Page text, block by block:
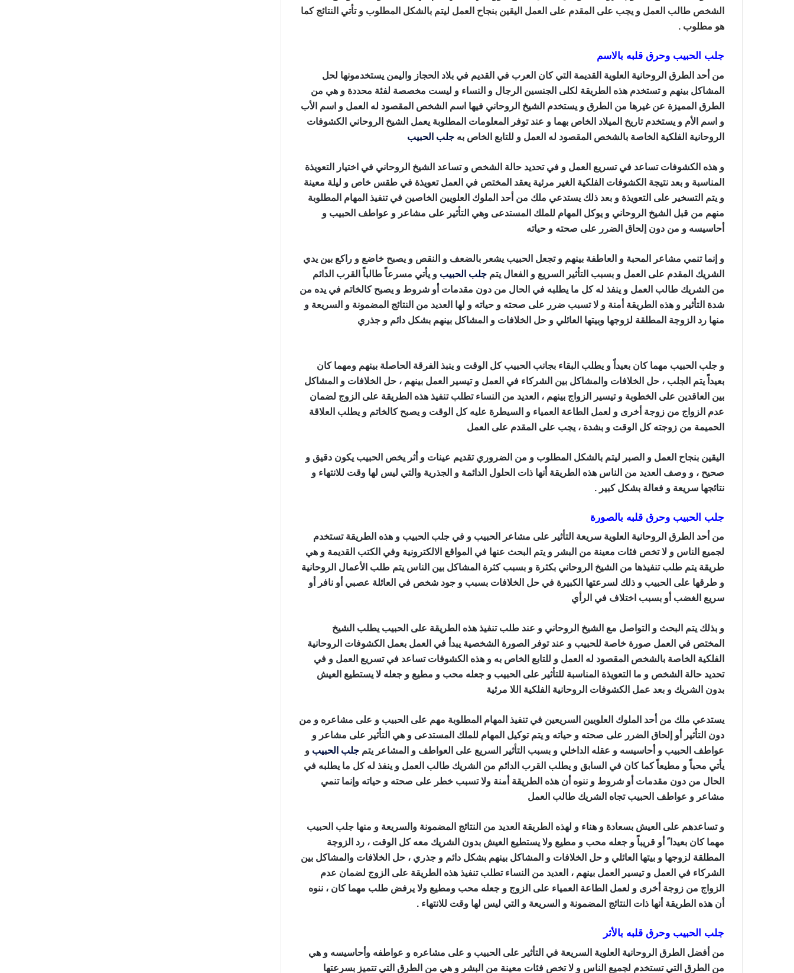
الشخص طالب العمل و يجب على المقدم على العمل اليقين بنجاح العمل ليتم بالشكل المطلوب و تأتي النتائج كما
هو مطلوب .
جلب الحبيب وحرق قلبه بالاسم
من أحد الطرق الروحانية العلوية القديمة التي كان العرب في القديم في بلاد الحجاز واليمن يستخدمونها لحل
المشاكل بينهم و تستخدم هذه الطريقة لكلى الجنسين الرجال و النساء و ليست مخصصة لفئة محددة و هي من
الطرق المميزة عن غيرها من الطرق و يستخدم الشيخ الروحاني فيها اسم الشخص المقصود له العمل و اسم الأب
و اسم الأم و يستخدم تاريخ الميلاد الخاص بهما و عند توفر المعلومات المطلوبة يعمل الشيخ الروحاني الكشوفات
الروحانية الفلكية الخاصة بالشخص المقصود له العمل و للتابع الخاص به جلب الحبيب
و هذه الكشوفات تساعد في تسريع العمل و في تحديد حالة الشخص و تساعد الشيخ الروحاني في اختيار التعويذة
المناسبة و بعد نتيجة الكشوفات الفلكية الغير مرئية يعقد المختص في العمل تعويذة في طقس خاص و ليلة معينة
و يتم التسخير على التعويذة و بعد ذلك يستدعي ملك من أحد الملوك العلويين الخاصين في تنفيذ المهام المطلوبة
منهم من قبل الشيخ الروحاني و يوكل المهام للملك المستدعى وهي التأثير على مشاعر و عواطف الحبيب و
أحاسيسه و من دون إلحاق الضرر على صحته و حياته
و إنما تنمي مشاعر المحبة و العاطفة بينهم و تجعل الحبيب يشعر بالضعف و النقص و يصبح خاضع و راكع بين يدي
الشريك المقدم على العمل و بسبب التأثير السريع و الفعال يتم جلب الحبيب و يأتي مسرعاً طالباً القرب الدائم
من الشريك طالب العمل و ينفذ له كل ما يطلبه في الحال من دون مقدمات أو شروط و يصبح كالخاتم في يده من
شدة التأثير و هذه الطريقة أمنة و لا تسبب ضرر على صحته و حياته و لها العديد من النتائج المضمونة و السريعة و
منها رد الزوجة المطلقة لزوجها وبيتها العائلي و حل الخلافات و المشاكل بينهم بشكل دائم و جذري
و جلب الحبيب مهما كان بعيداً و يطلب البقاء بجانب الحبيب كل الوقت و ينبذ الفرقة الحاصلة بينهم ومهما كان
بعيداً يتم الجلب ، حل الخلافات والمشاكل بين الشركاء في العمل و تيسير العمل بينهم ، حل الخلافات و المشاكل
بين العاقدين على الخطوبة و تيسير الزواج بينهم ، العديد من النساء تطلب تنفيذ هذه الطريقة على الزوج لضمان
عدم الزواج من زوجة أخرى و لعمل الطاعة العمياء و السيطرة عليه كل الوقت و يصبح كالخاتم و يطلب العلاقة
الحميمة من زوجته كل الوقت و بشدة ، يجب على المقدم على العمل
اليقين بنجاح العمل و الصبر ليتم بالشكل المطلوب و من الضروري تقديم عينات و أثر يخص الحبيب يكون دقيق و
صحيح ، و وصف العديد من الناس هذه الطريقة أنها ذات الحلول الدائمة و الجذرية والتي ليس لها وقت للانتهاء و
نتائجها سريعة و فعالة بشكل كبير .
جلب الحبيب وحرق قلبه بالصورة
من أحد الطرق الروحانية العلوية سريعة التأثير على مشاعر الحبيب و في جلب الحبيب و هذه الطريقة تستخدم
لجميع الناس و لا تخص فئات معينة من البشر و يتم البحث عنها في المواقع الالكترونية وفي الكتب القديمة و هي
طريقة يتم طلب تنفيذها من الشيخ الروحاني بكثرة و بسبب كثرة المشاكل بين الناس يتم طلب الأعمال الروحانية
و طرقها على الحبيب و ذلك لسرعتها الكبيرة في حل الخلافات بسبب و جود شخص في العائلة عصبي أو نافر أو
سريع الغضب أو بسبب اختلاف في الرأي
و بذلك يتم البحث و التواصل مع الشيخ الروحاني و عند طلب تنفيذ هذه الطريقة على الحبيب يطلب الشيخ
المختص في العمل صورة خاصة للحبيب و عند توفر الصورة الشخصية يبدأ في العمل بعمل الكشوفات الروحانية
الفلكية الخاصة بالشخص المقصود له العمل و للتابع الخاص به و هذه الكشوفات تساعد في تسريع العمل و في
تحديد حالة الشخص و ما التعويذة المناسبة للتأثير على الحبيب و جعله محب و مطيع و جعله لا يستطيع العيش
بدون الشريك و بعد عمل الكشوفات الروحانية الفلكية اللا مرئية
يستدعي ملك من أحد الملوك العلويين السريعين في تنفيذ المهام المطلوبة مهم على الحبيب و على مشاعره و من
دون التأثير أو إلحاق الضرر على صحته و حياته و يتم توكيل المهام للملك المستدعى و هي التأثير على مشاعر و
عواطف الحبيب و أحاسيسه و عقله الداخلي و بسبب التأثير السريع على العواطف و المشاعر يتم جلب الحبيب و
يأتي محباً و مطيعاً كما كان في السابق و يطلب القرب الدائم من الشريك طالب العمل و ينفذ له كل ما يطلبه في
الحال من دون مقدمات أو شروط و ننوه أن هذه الطريقة أمنة ولا تسبب خطر على صحته و حياته وإنما تنمي
مشاعر و عواطف الحبيب تجاه الشريك طالب العمل
و تساعدهم على العيش بسعادة و هناء و لهذه الطريقة العديد من النتائج المضمونة والسريعة و منها جلب الحبيب
مهما كان بعيدا ً أو قريباً و جعله محب و مطيع ولا يستطيع العيش بدون الشريك معه كل الوقت ، رد الزوجة
المطلقة لزوجها و بيتها العائلي و حل الخلافات و المشاكل بينهم بشكل دائم و جذري ، حل الخلافات والمشاكل بين
الشركاء في العمل و تيسير العمل بينهم ، العديد من النساء تطلب تنفيذ هذه الطريقة على الزوج لضمان عدم
الزواج من زوجة أخرى و لعمل الطاعة العمياء على الزوج و جعله محب ومطيع ولا يرفض طلب مهما كان ، ننوه
أن هذه الطريقة أنها ذات النتائج المضمونة و السريعة و التي ليس لها وقت للانتهاء .
جلب الحبيب وحرق قلبه بالأثر
من أفضل الطرق الروحانية العلوية السريعة في التأثير على الحبيب و على مشاعره و عواطفه وأحاسيسه و هي
من الطرق التي تستخدم لجميع الناس و لا تخص فئات معينة من البشر و هي من الطرق التي تتميز بسرعتها